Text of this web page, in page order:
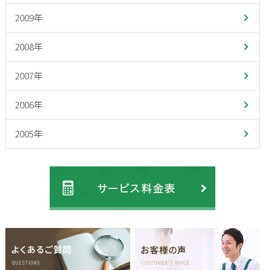
2009年
2008年
2007年
2006年
2005年